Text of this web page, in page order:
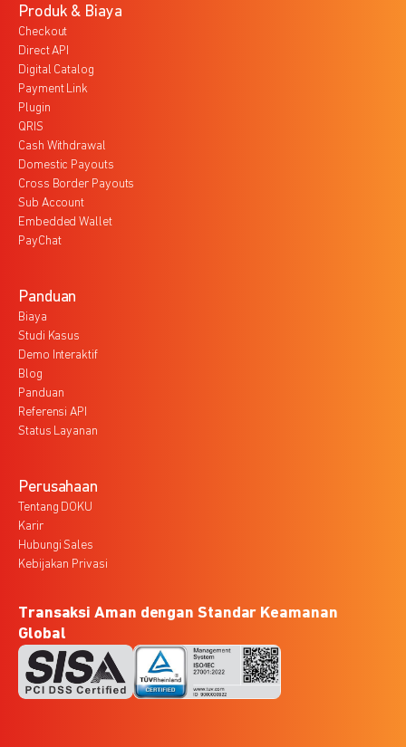
Produk & Biaya
Checkout
Direct API
Digital Catalog
Payment Link
Plugin
QRIS
Cash Withdrawal
Domestic Payouts
Cross Border Payouts
Sub Account
Embedded Wallet
PayChat
Panduan
Biaya
Studi Kasus
Demo Interaktif
Blog
Panduan
Referensi API
Status Layanan
Perusahaan
Tentang DOKU
Karir
Hubungi Sales
Kebijakan Privasi
Transaksi Aman dengan Standar Keamanan
Global